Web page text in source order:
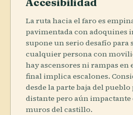
La ruta hacia el faro es
pavimentada con adoquines
supone un serio desafío para
cualquier persona con
hay ascensores ni rampas en
final implica escalones.
desde la parte baja del
distante pero aún
muros del castillo.